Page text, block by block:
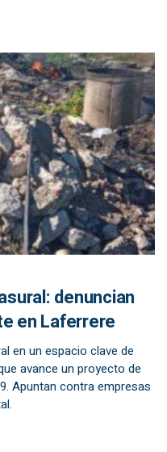
denuncian
en Laferrere
en un espacio clave de
avance un proyecto de
Apuntan contra empresas